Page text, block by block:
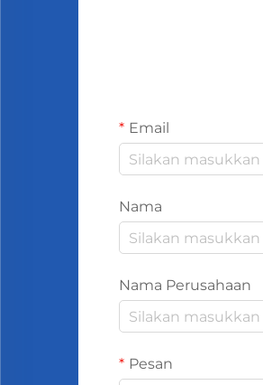
Email
Nama
Nama Perusahaan
Pesan